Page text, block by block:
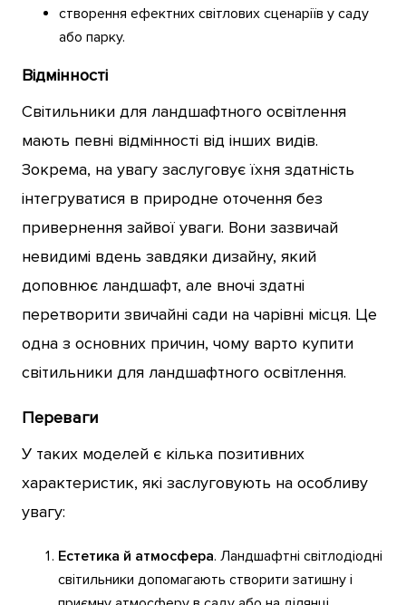
створення ефектних світлових сценаріїв у саду
або парку.
Відмінності
Світильники для ландшафтного освітлення
мають певні відмінності від інших видів.
Зокрема, на увагу заслуговує їхня здатність
інтегруватися в природне оточення без
привернення зайвої уваги. Вони зазвичай
невидимі вдень завдяки дизайну, який
доповнює ландшафт, але вночі здатні
перетворити звичайні сади на чарівні місця. Це
одна з основних причин, чому варто купити
світильники для ландшафтного освітлення.
Переваги
У таких моделей є кілька позитивних
характеристик, які заслуговують на особливу
увагу:
Естетика й атмосфера. Ландшафтні світлодіодні
світильники допомагають створити затишну і